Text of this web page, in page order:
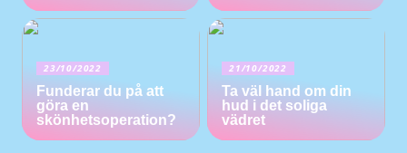
23/10/2022
Funderar du på att
göra en
skönhetsoperation?
21/10/2022
Ta väl hand om din
hud i det soliga
vädret